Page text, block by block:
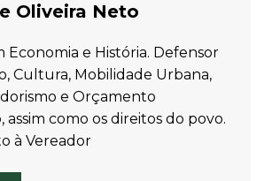
Oliveira Neto
Economia e História. Defensor
Cultura, Mobilidade Urbana,
e Orçamento
assim como os direitos do povo.
à Vereador